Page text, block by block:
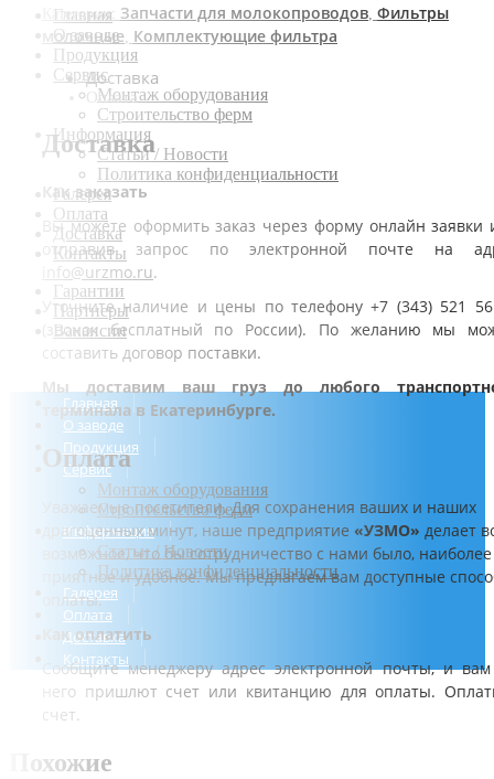
Главная
О заводе
Продукция
Сервис
Монтаж оборудования
Строительство ферм
Информация
Статьи / Новости
Политика конфиденциальности
Галерея
Оплата
Доставка
Контакты
Гарантии
Партнеры
Вакансии
Главная
О заводе
Продукция
Сервис
Монтаж оборудования
Строительство ферм
Информация
Статьи / Новости
Политика конфиденциальности
Галерея
Оплата
Доставка
Контакты
Категории: Запчасти для молокопроводов Фильтры
молочные Комплектующие фильтра
Доставка
Оплата
Доставка
Как заказать
Вы можете оформить заказ через форму онлайн заявки
отправив запрос по электронной почте на
info@urzmo.ru.
Уточните наличие и цены по телефону +7 (343) 521
(звонок бесплатный по России). По желанию мы
составить договор поставки.
Мы доставим ваш груз до любого
терминала в Екатеринбурге.
Оплата
Уважаемые посетители. Для сохранения ваших и наших
драгоценных минут, наше предприятие «УЗМО» делает
возможное, что бы сотрудничество с нами было, наиболее
приятное и удобное. Мы предлагаем вам доступные
оплаты.
Как оплатить
Сообщите менеджеру адрес электронной почты, и
него пришлют счет или квитанцию для оплаты.
счет.
Похожие